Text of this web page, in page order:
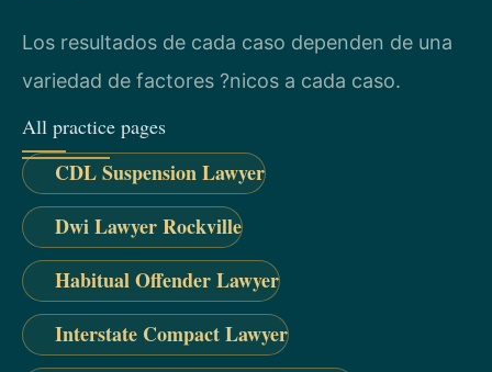
Los resultados de cada caso dependen de una
variedad de factores ?nicos a cada caso.
All practice pages
CDL Suspension Lawyer
Dwi Lawyer Rockville
Habitual Offender Lawyer
Interstate Compact Lawyer